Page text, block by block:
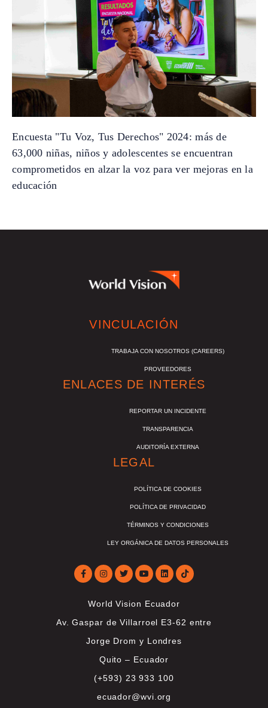
Encuesta "Tu Voz, Tus Derechos" 2024: más de
63,000 niñas, niños y adolescentes se encuentran
comprometidos en alzar la voz para ver mejoras en la
educación
VINCULACIÓN
TRABAJA CON NOSOTROS (CAREERS)
PROVEEDORES
ENLACES DE INTERÉS
REPORTAR UN INCIDENTE
TRANSPARENCIA
AUDITORÍA EXTERNA
LEGAL
POLÍTICA DE COOKIES
POLÍTICA DE PRIVACIDAD
TÉRMINOS Y CONDICIONES
LEY ORGÁNICA DE DATOS PERSONALES
World Vision Ecuador
Av. Gaspar de Villarroel E3-62 entre
Jorge Drom y Londres
Quito – Ecuador
(+593) 23 933 100
ecuador@wvi.org